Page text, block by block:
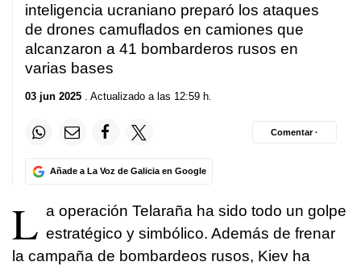
seconds
inteligencia ucraniano preparó los ataques
de drones camuflados en camiones que
alcanzaron a 41 bombarderos rusos en
varias bases
03 jun 2025 . Actualizado a las 12:59 h.
Añade a La Voz de Galicia en Google
Comentar ·
L a operación Telaraña ha sido todo un golpe
estratégico y simbólico. Además de frenar
la campaña de bombardeos rusos, Kiev ha